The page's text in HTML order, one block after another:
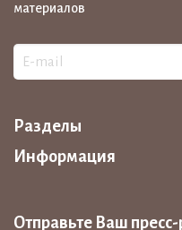
материалов
Разделы
Информация
Отправьте Ваш